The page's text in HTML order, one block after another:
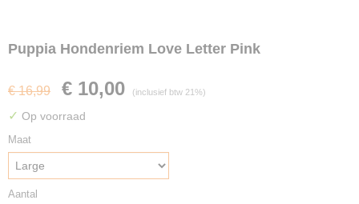
Puppia Hondenriem Love Letter Pink
€ 16,99 € 10,00 (inclusief btw 21%)
✓ Op voorraad
Maat
Aantal